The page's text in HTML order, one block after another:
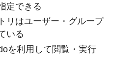
定できる
リはユーザー・グループ
いる
を利用して閲覧・実行